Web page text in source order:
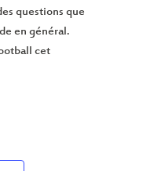
questions que
en général.
cet